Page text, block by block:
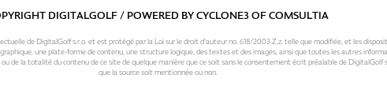
DIGITALGOLF / POWERED BYCYCLONE3OFCOMSULTIA
de DigitalGolf s.r.o. et est protégé par la Loi sur le droit d'auteur no. 618/2003 Z.z. telle que modifiée, et les
une plate-forme de contenu, une structure logique, des textes et des images, ainsi que toutes les autres
de la totalité du contenu de ce site de quelque manière que ce soit sans le consentement écrit préalable de
que la source soit mentionnée ou non.